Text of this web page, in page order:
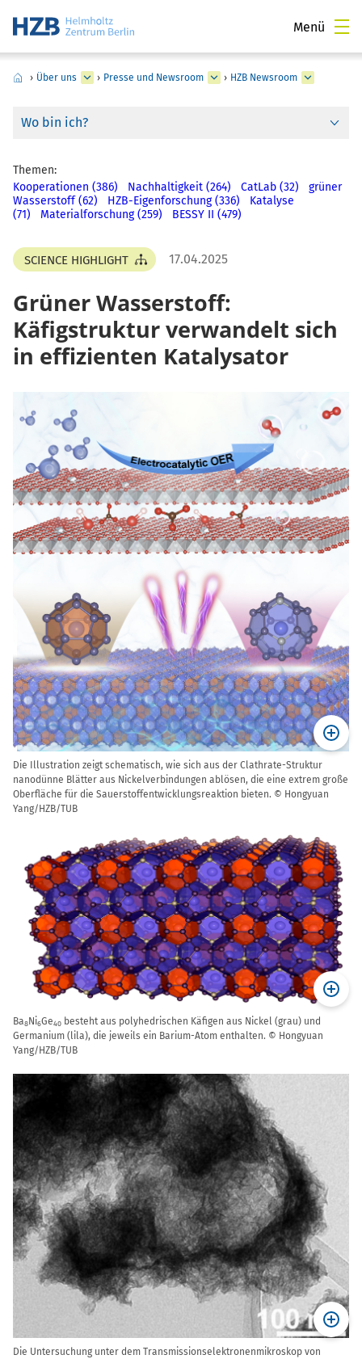
Menü
› Über uns › Presse und Newsroom › HZB Newsroom
Wo bin ich?
Themen:
Kooperationen (386)
Nachhaltigkeit (264) CatLab (32)
grüner
Wasserstoff (62)
HZB-Eigenforschung (336)
Katalyse
(71)
Materialforschung (259) BESSY II (479)
SCIENCE HIGHLIGHT 17.04.2025
Grüner Wasserstoff:
Käfigstruktur verwandelt sich
in effizienten Katalysator
Die Illustration zeigt schematisch, wie sich aus der Clathrate-Struktur
nanodünne Blätter aus Nickelverbindungen ablösen, die eine extrem große
Oberfläche für die Sauerstoffentwicklungsreaktion bieten. © Hongyuan
Yang/HZB/TUB
Ba8Ni6Ge40 besteht aus polyhedrischen Käfigen aus Nickel (grau) und
Germanium (lila), die jeweils ein Barium-Atom enthalten. © Hongyuan
Yang/HZB/TUB
Die Untersuchung unter dem Transmissionselektronenmikroskop von